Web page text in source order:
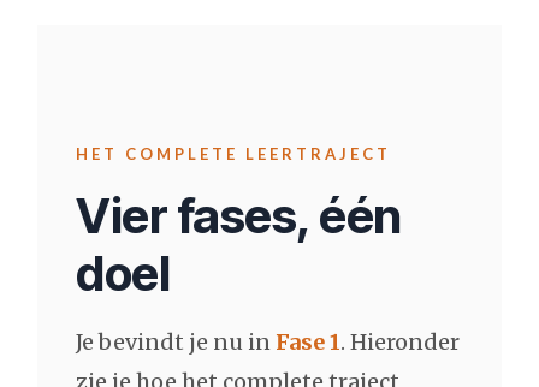
HET COMPLETE LEERTRAJECT
Vier fases, één
doel
Je bevindt je nu in Fase 1. Hieronder